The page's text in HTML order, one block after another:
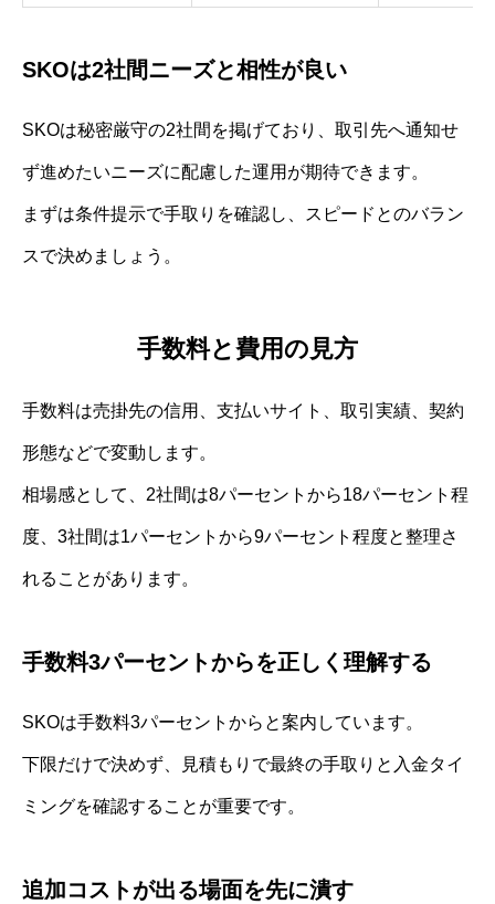
SKOは2社間ニーズと相性が良い
SKOは秘密厳守の2社間を掲げており、取引先へ通知せ
ず進めたいニーズに配慮した運用が期待できます。
まずは条件提示で手取りを確認し、スピードとのバラン
スで決めましょう。
手数料と費用の見方
手数料は売掛先の信用、支払いサイト、取引実績、契約
形態などで変動します。
相場感として、2社間は8パーセントから18パーセント程
度、3社間は1パーセントから9パーセント程度と整理さ
れることがあります。
手数料3パーセントからを正しく理解する
SKOは手数料3パーセントからと案内しています。
下限だけで決めず、見積もりで最終の手取りと入金タイ
ミングを確認することが重要です。
追加コストが出る場面を先に潰す